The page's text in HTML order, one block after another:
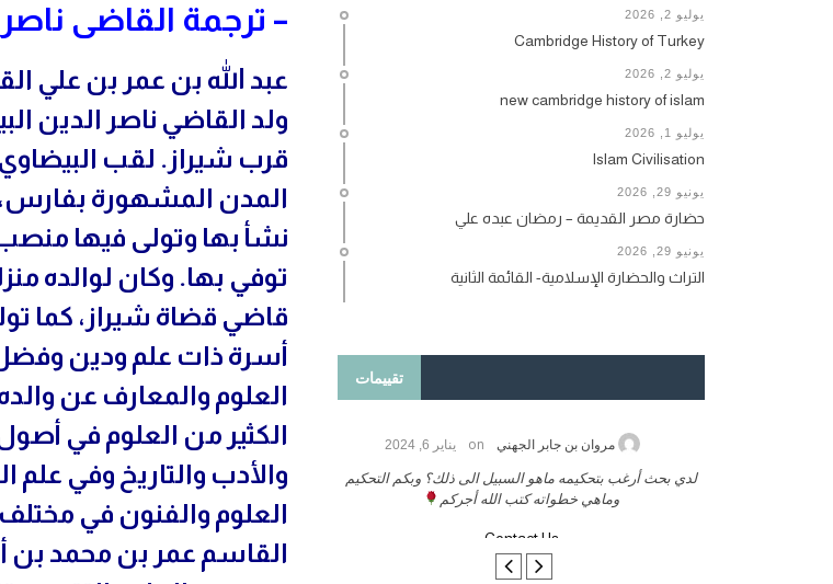
– ترجمة القاضى
عبد الله بن عمر بن علي
ولد القاضي ناصر الدين
قرب شيراز. لقب البيضاوي
المدن المشهورة بفارس،
نشأ بها وتولى فيها منصب
توفي بها. وكان لوالده
قاضي قضاة شيراز، كما
أسرة ذات علم ودين
العلوم والمعارف عن
الكثير من العلوم في
والأدب والتاريخ وفي علم
العلوم والفنون في
القاسم عمر بن محمد بن
يوليو 2, 2026
Cambridge History of Turkey
يوليو 2, 2026
new cambridge history of islam
يوليو 1, 2026
Islam Civilisation
يونيو 29, 2026
حضارة مصر القديمة – رمضان عبده علي
يونيو 29, 2026
التراث والحضارة الإسلامية- القائمة الثانية
تقييمات
مروان بن جابر الجهني on يناير 6, 2024
لدي بحث أرغب بتحكيمه ماهو السبيل الى ذلك؟ وبكم التحكيم
وماهي خطواته كتب الله أجركم
Contact Us